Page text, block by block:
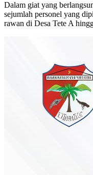
Dalam giat yang
sejumlah personel yang
rawan di Desa Tete A